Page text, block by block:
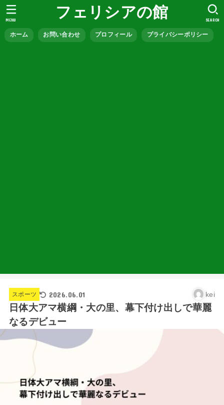
フェリシアの館
ホーム お問い合わせ プロフィール プライバシーポリシー
SEARCH
MENU
スポーツ 2026.06.01 kei
日体大アマ横綱・大の里、幕下付け出しで華麗
なるデビュー